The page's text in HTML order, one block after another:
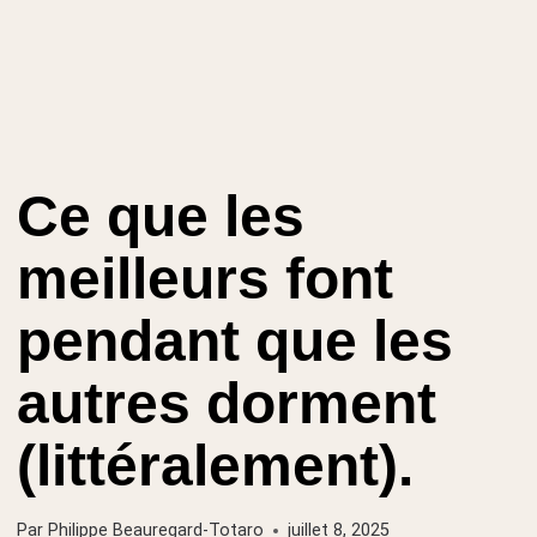
Ce que les
meilleurs font
pendant que les
autres dorment
(littéralement).
Par Philippe Beauregard-Totaro juillet 8, 2025